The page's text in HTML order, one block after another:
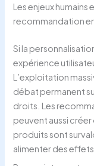
Les enjeux
recommandation
Si la
expérience
L’exploitation
débat permanent
droits. Les
peuvent aussi
produits sont
alimenter des